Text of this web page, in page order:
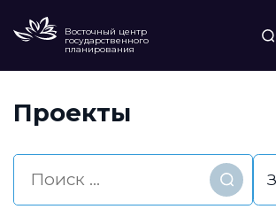
Восточный центр
государственного
планирования
Проекты
Найти